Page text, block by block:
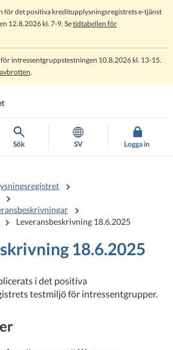
för det positiva kreditupplysningsregistrets e-tjänst
12.8.2026 kl. 7-9. Setidtabellen för
intressentgruppstestningen 10.8.2026 kl. 13-15.
.
Sök SV Logga in
Leveransbeskrivning 18.6.2025
18.6.2025
i det positiva
testmiljö för intressentgrupper.